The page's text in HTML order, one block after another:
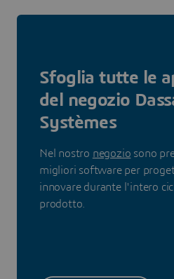
Sfoglia tutte le
del negozio
Systèmes
Nel nostro negozio sono
migliori software per
innovare durante l'intero
prodotto.